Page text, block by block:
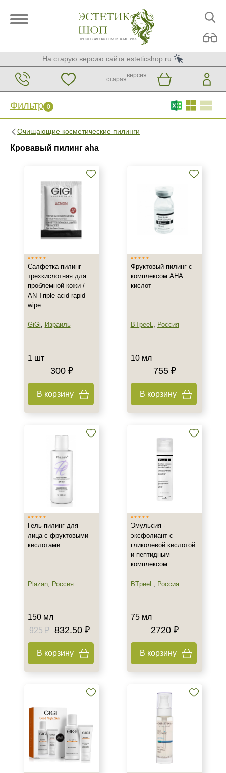
На старую версию сайта esteticshop.ru
старая
версия
Фильтр 0
Очищающие косметические пилинги
Кровавый пилинг aha
Фильтр 0
Израиль
Россия
Тип товара
Гель
Набор
Пилинг
Тип пилинга
Молочный
Класс косметики
Восстановление
Осветление
Очищение
Гиперпигментация
Гладкость
Лифтинг
Обновление клеток
Лицо
Объём
Салфетка-пилинг
трехкислотная для
проблемной кожи /
AN Triple acid rapid
wipe
GiGi, Израиль
1 шт
300 ₽
В корзину
Фруктовый пилинг с
комплексом AHA
кислот
BTpeeL, Россия
10 мл
755 ₽
В корзину
Гель-пилинг для
лица с фруктовыми
кислотами
Plazan, Россия
150 мл
925 ₽
832.50 ₽
В корзину
Эмульсия -
эксфолиант с
гликолевой кислотой
и пептидным
комплексом
BTpeeL, Россия
75 мл
2720 ₽
В корзину